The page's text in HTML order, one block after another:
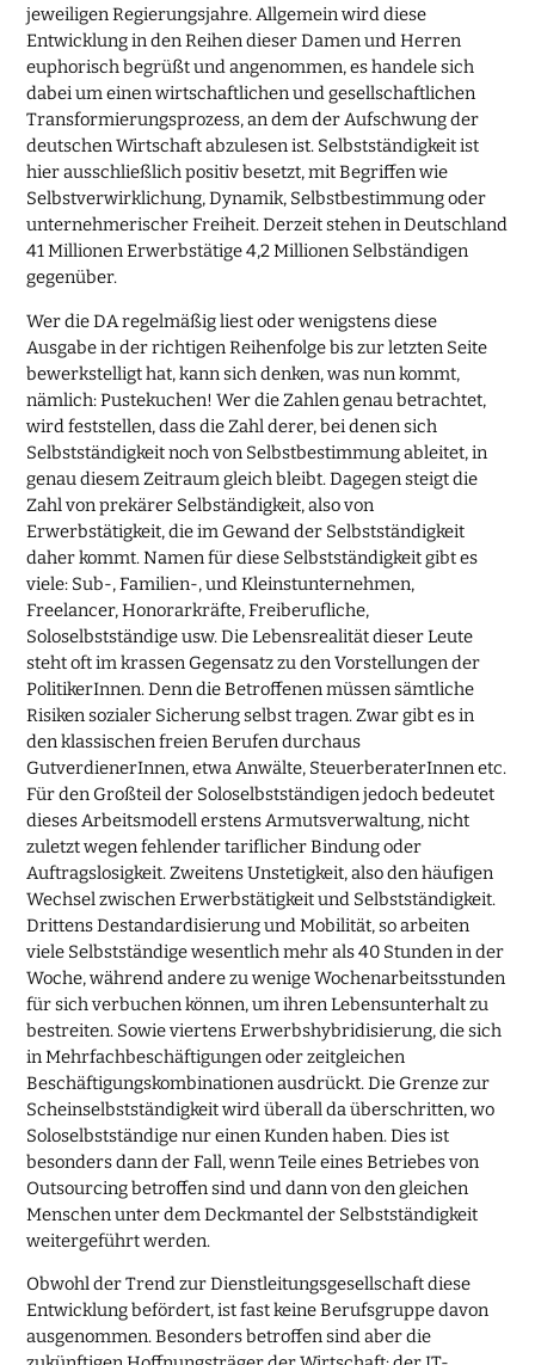
jeweiligen Regierungsjahre. Allgemein wird diese
Entwicklung in den Reihen dieser Damen und Herren
euphorisch begrüßt und angenommen, es handele sich
dabei um einen wirtschaftlichen und gesellschaftlichen
Transformierungsprozess, an dem der Aufschwung der
deutschen Wirtschaft abzulesen ist. Selbstständigkeit ist
hier ausschließlich positiv besetzt, mit Begriffen wie
Selbstverwirklichung, Dynamik, Selbstbestimmung oder
unternehmerischer Freiheit. Derzeit stehen in Deutschland
41 Millionen Erwerbstätige 4,2 Millionen Selbständigen
gegenüber.
Wer die DA regelmäßig liest oder wenigstens diese
Ausgabe in der richtigen Reihenfolge bis zur letzten Seite
bewerkstelligt hat, kann sich denken, was nun kommt,
nämlich: Pustekuchen! Wer die Zahlen genau betrachtet,
wird feststellen, dass die Zahl derer, bei denen sich
Selbstständigkeit noch von Selbstbestimmung ableitet, in
genau diesem Zeitraum gleich bleibt. Dagegen steigt die
Zahl von prekärer Selbständigkeit, also von
Erwerbstätigkeit, die im Gewand der Selbstständigkeit
daher kommt. Namen für diese Selbstständigkeit gibt es
viele: Sub-, Familien-, und Kleinstunternehmen,
Freelancer, Honorarkräfte, Freiberufliche,
Soloselbstständige usw. Die Lebensrealität dieser Leute
steht oft im krassen Gegensatz zu den Vorstellungen der
PolitikerInnen. Denn die Betroffenen müssen sämtliche
Risiken sozialer Sicherung selbst tragen. Zwar gibt es in
den klassischen freien Berufen durchaus
GutverdienerInnen, etwa Anwälte, SteuerberaterInnen etc.
Für den Großteil der Soloselbstständigen jedoch bedeutet
dieses Arbeitsmodell erstens Armutsverwaltung, nicht
zuletzt wegen fehlender tariflicher Bindung oder
Auftragslosigkeit. Zweitens Unstetigkeit, also den häufigen
Wechsel zwischen Erwerbstätigkeit und Selbstständigkeit.
Drittens Destandardisierung und Mobilität, so arbeiten
viele Selbstständige wesentlich mehr als 40 Stunden in der
Woche, während andere zu wenige Wochenarbeitsstunden
für sich verbuchen können, um ihren Lebensunterhalt zu
bestreiten. Sowie viertens Erwerbshybridisierung, die sich
in Mehrfachbeschäftigungen oder zeitgleichen
Beschäftigungskombinationen ausdrückt. Die Grenze zur
Scheinselbstständigkeit wird überall da überschritten, wo
Soloselbstständige nur einen Kunden haben. Dies ist
besonders dann der Fall, wenn Teile eines Betriebes von
Outsourcing betroffen sind und dann von den gleichen
Menschen unter dem Deckmantel der Selbstständigkeit
weitergeführt werden.
Obwohl der Trend zur Dienstleitungsgesellschaft diese
Entwicklung befördert, ist fast keine Berufsgruppe davon
ausgenommen. Besonders betroffen sind aber die